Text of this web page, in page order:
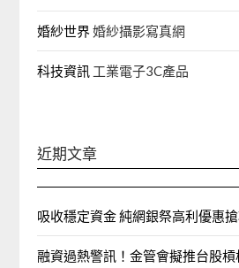
婚紗世界婚紗攝影寫真網
科技資訊 工業電子3C產品
近期文章
吸收穩定資金 純網銀祭高利優惠
融資過熱警訊！金管會擬推台股